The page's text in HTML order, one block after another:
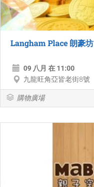
Langham Place 朗豪坊
09 八月 在 11:00
九龍旺角亞皆老街8號
購物廣場